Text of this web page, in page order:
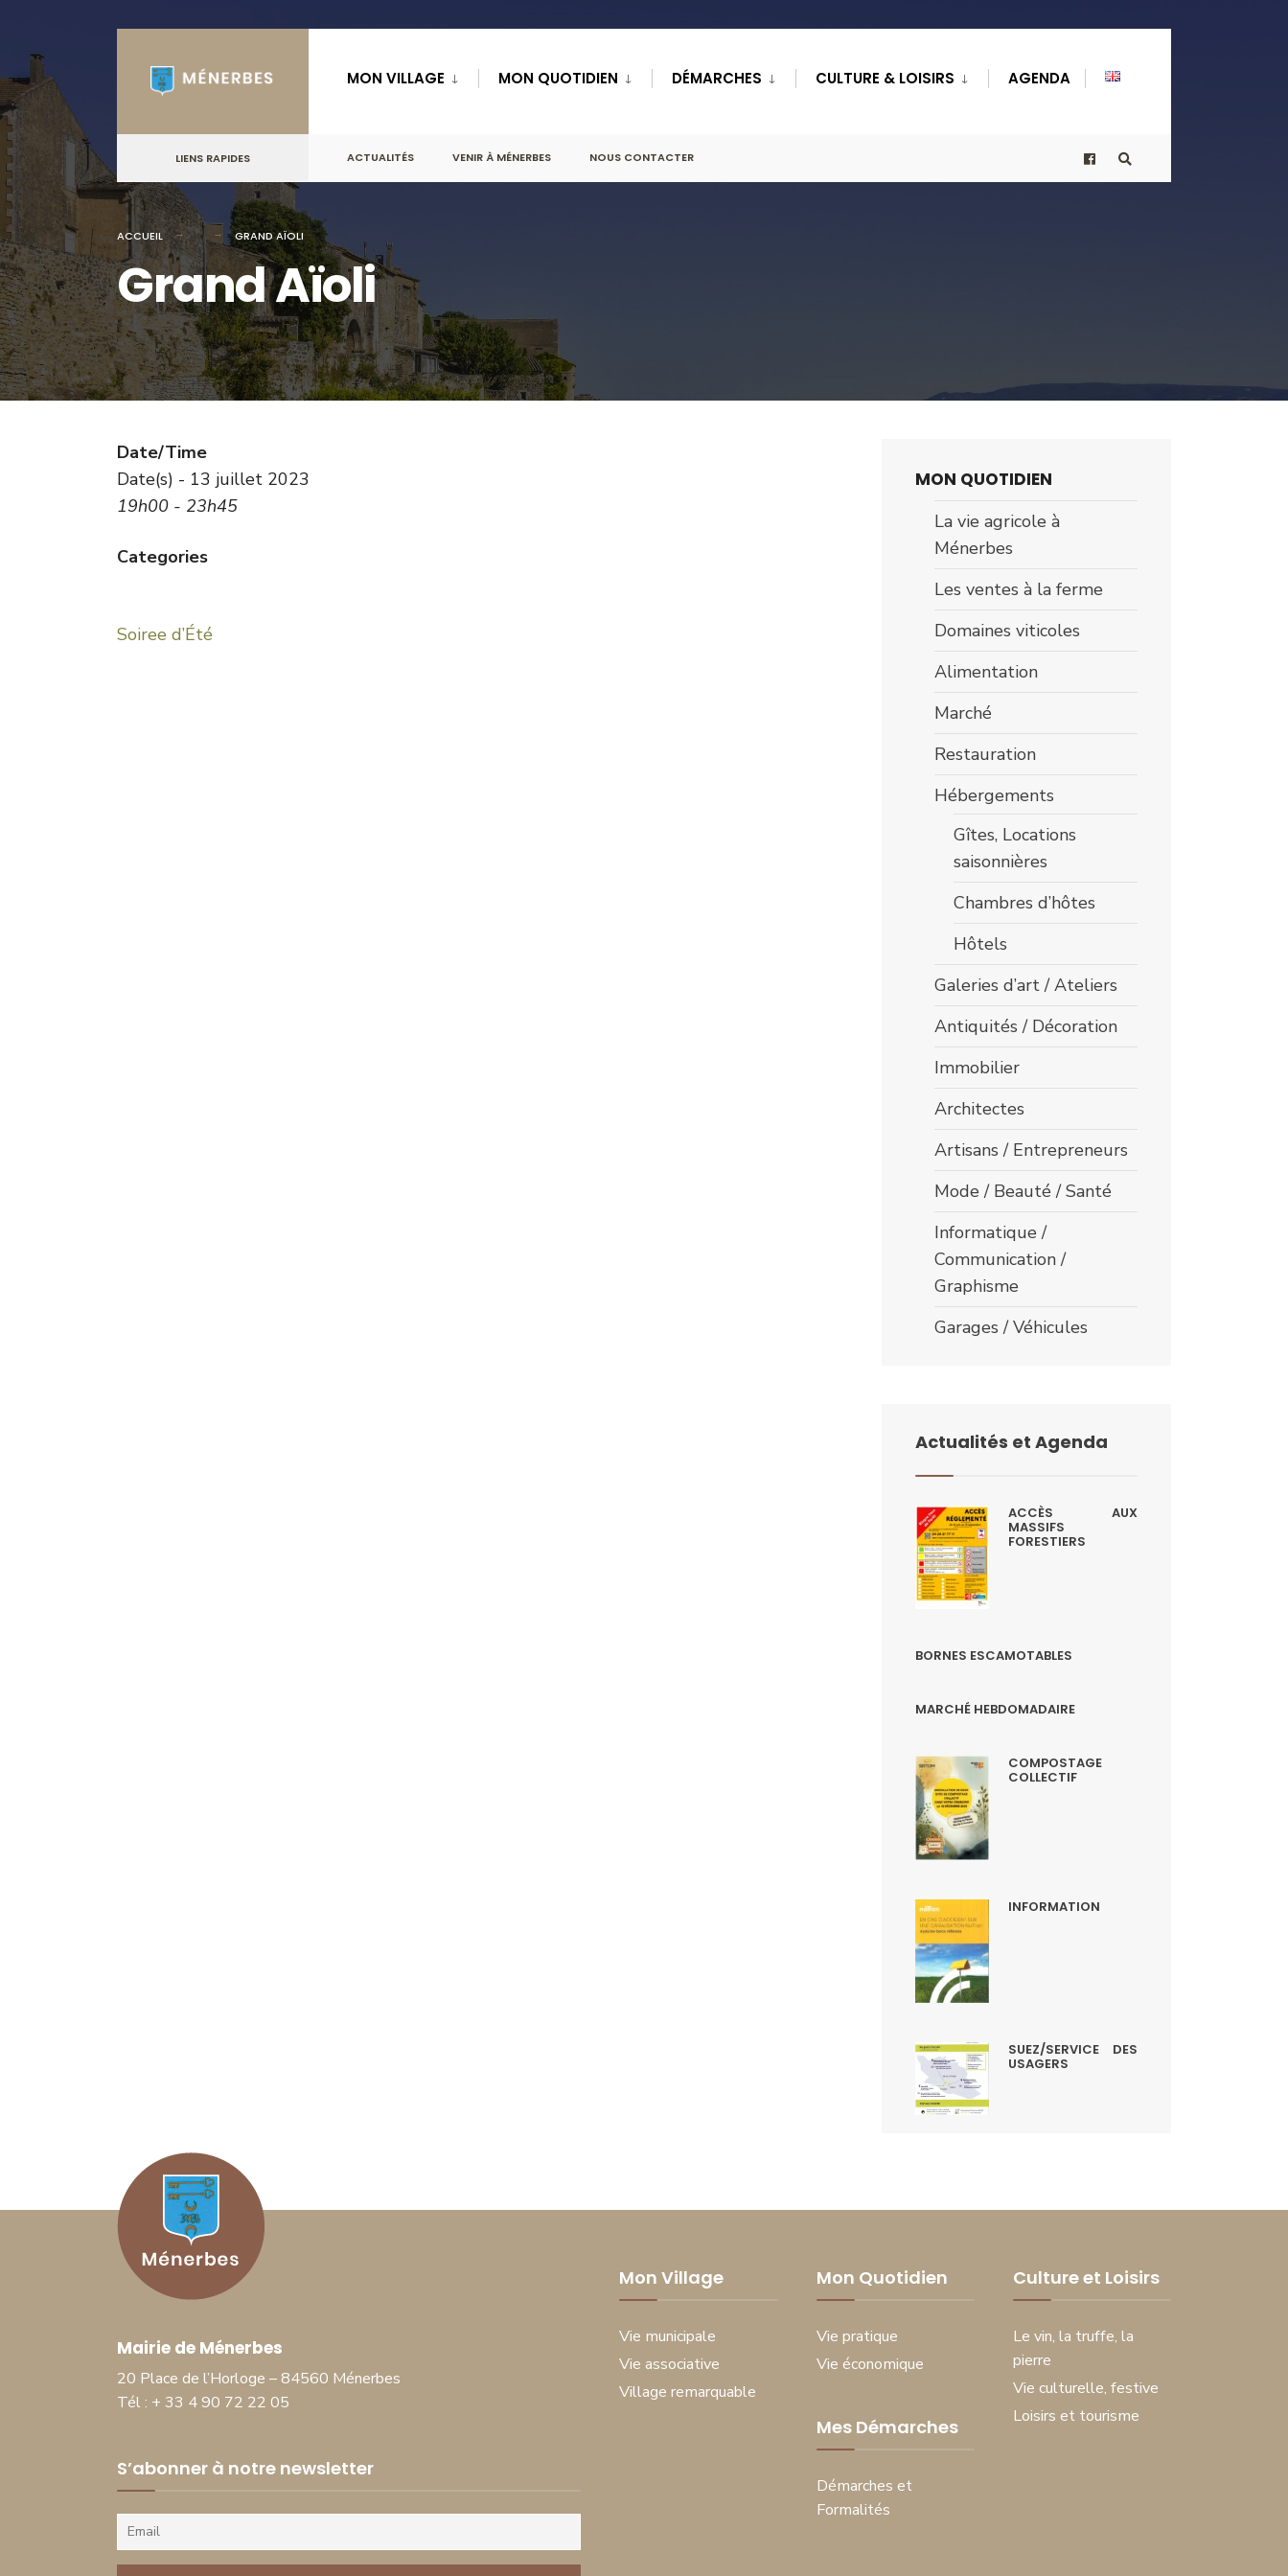
content
MON VILLAGE MON QUOTIDIEN DÉMARCHES CULTURE & LOISIRS AGENDA
LIENS RAPIDES ACTUALITÉS VENIR À MÉNERBES NOUS CONTACTER
ACCUEIL GRAND AÏOLI
Grand Aïoli
Date/Time
Date(s) - 13 juillet 2023
19h00 - 23h45
Categories
Soiree d’Été
MON QUOTIDIEN
La vie agricole à
Ménerbes
Les ventes à la ferme
Domaines viticoles
Alimentation
Marché
Restauration
Hébergements
Gîtes, Locations
saisonnières
Chambres d’hôtes
Hôtels
Galeries d’art / Ateliers
Antiquités / Décoration
Immobilier
Architectes
Artisans / Entrepreneurs
Mode / Beauté / Santé
Informatique /
Communication /
Graphisme
Garages / Véhicules
Actualités et Agenda
ACCÈS AUX
MASSIFS
FORESTIERS
BORNES ESCAMOTABLES
MARCHÉ HEBDOMADAIRE
COMPOSTAGE
COLLECTIF
INFORMATION
SUEZ/SERVICE DES
USAGERS
Mairie de Ménerbes
20 Place de l’Horloge – 84560 Ménerbes
Tél : + 33 4 90 72 22 05
S’abonner à notre newsletter
Mon Village
Vie municipale
Vie associative
Village remarquable
Mon Quotidien
Vie pratique
Vie économique
Mes Démarches
Démarches et
Formalités
Culture et Loisirs
Le vin, la truffe, la
pierre
Vie culturelle, festive
Loisirs et tourisme